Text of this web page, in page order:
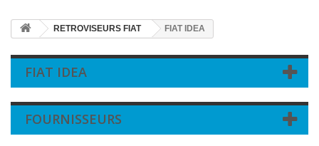
RETROVISEURS FIAT FIAT IDEA
FIAT IDEA
FOURNISSEURS